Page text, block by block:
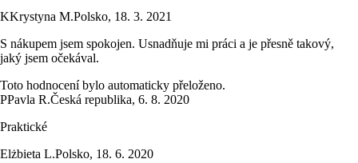
KKrystyna M.Polsko, 18. 3. 2021
S nákupem jsem spokojen. Usnadňuje mi práci a je přesně takový,
jaký jsem očekával.
Toto hodnocení bylo automaticky přeloženo.
PPavla R.Česká republika, 6. 8. 2020
Praktické
Elżbieta L.Polsko, 18. 6. 2020